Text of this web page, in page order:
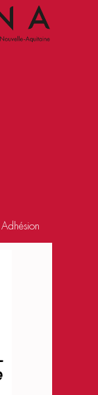
Adhésion